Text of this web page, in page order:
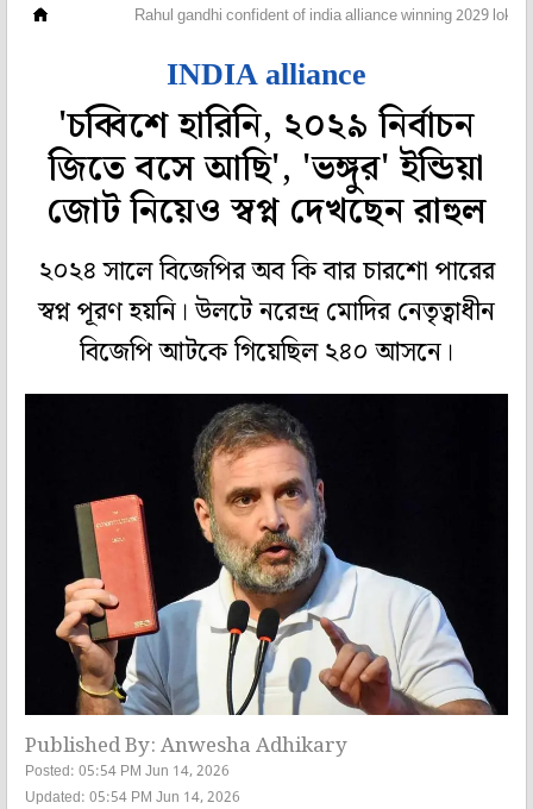
Rahul gandhi confident of india alliance winning 2029
INDIA alliance
'চব্বিশে হারিনি, ২০২৯ নির্বাচন
জিতে বসে আছি', 'ভঙ্গুর' ইন্ডিয়া
জোট নিয়েও স্বপ্ন দেখছেন রাহুল
২০২৪ সালে বিজেপির অব কি বার চারশো পারের
স্বপ্ন পূরণ হয়নি। উলটে নরেন্দ্র মোদির নেতৃত্বাধীন
বিজেপি আটকে গিয়েছিল ২৪০ আসনে।
Published By: Anwesha Adhikary
Posted: 05:54 PM Jun 14, 2026
Updated: 05:54 PM Jun 14, 2026